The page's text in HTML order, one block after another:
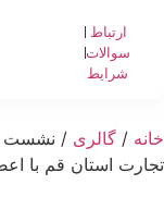
ارتباط
با ما
سوالات
متداول
شرایط
خانه / گالری / نشست‌
تجارت استان قم با